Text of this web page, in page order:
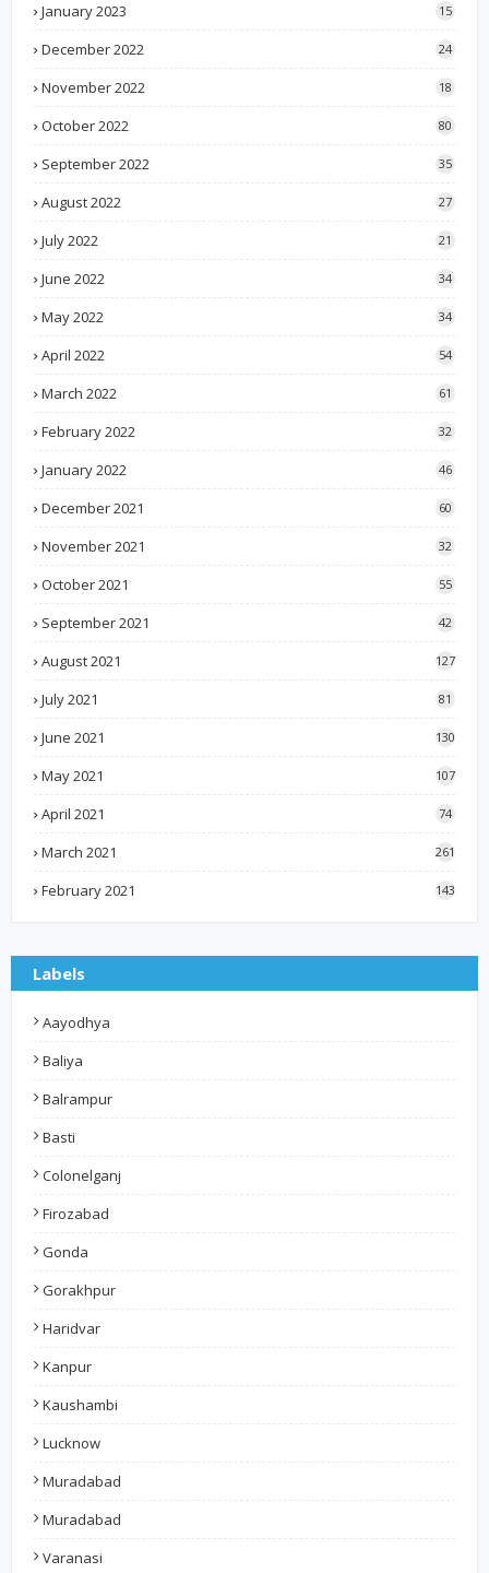
January 2023 15
December 2022 24
November 2022 18
October 2022 80
September 2022 35
August 2022 27
July 2022 21
June 2022 34
May 2022 34
April 2022 54
March 2022 61
February 2022 32
January 2022 46
December 2021 60
November 2021 32
October 2021 55
September 2021 42
August 2021 127
July 2021 81
June 2021 130
May 2021 107
April 2021 74
March 2021 261
February 2021 143
Labels
Aayodhya
Baliya
Balrampur
Basti
Colonelganj
Firozabad
Gonda
Gorakhpur
Haridvar
Kanpur
Kaushambi
Lucknow
Muradabad
Muradabad
Varanasi